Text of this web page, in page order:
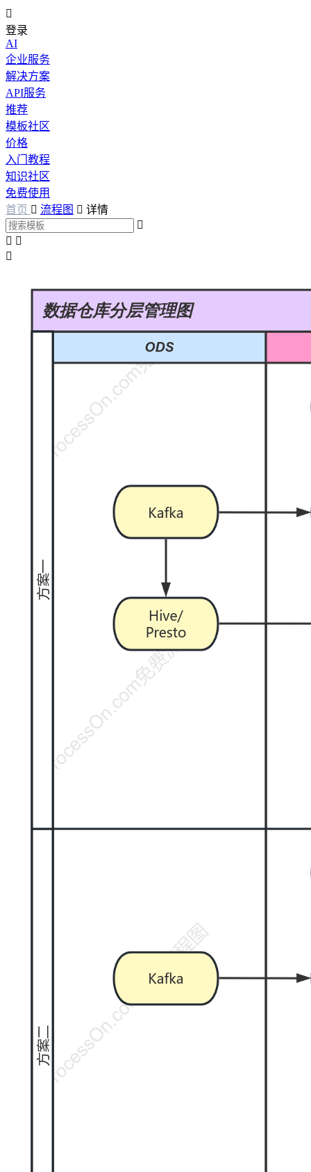

登录
AI
企业服务
解决方案
API服务
推荐
模板社区
价格
入门教程
知识社区
免费使用
首页  流程图  详情

 
